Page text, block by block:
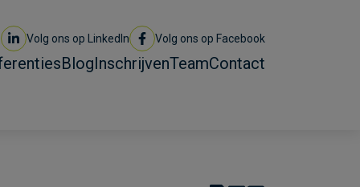
Volg ons op LinkedIn Volg ons op Facebook
BlogInschrijvenTeamContact